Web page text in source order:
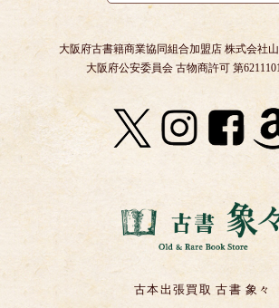
大阪府古書籍商業協同組合加盟店 株式会社
大阪府公安委員会 古物商許可 第
古本出張買取 古書 象々